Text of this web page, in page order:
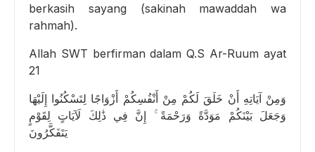
berkasih sayang (sakinah mawaddah wa
rahmah).
Allah SWT berfirman dalam Q.S Ar-Ruum ayat
21
وَمِنْ آيَاتِهِ أَنْ خَلَقَ لَكُمْ مِنْ أَنْفُسِكُمْ أَزْوَاجًا لِتَسْكُنُوا إِلَيْهَا
وَجَعَلَ بَيْنَكُمْ مَوَدَّةً وَرَحْمَةً ۚ إِنَّ فِي ذَٰلِكَ لَآيَاتٍ لِقَوْمٍ
يَتَفَكَّرُونَ